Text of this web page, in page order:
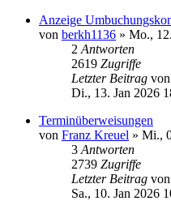
Anzeige
von berkh1136 » Mo.,
2 Antworten
2619 Zugriffe
Letzter Beitrag von
Di., 13. Jan 2026
Terminüberweisungen
von Franz Kreuel » Mi.,
3 Antworten
2739 Zugriffe
Letzter Beitrag von
Sa., 10. Jan 2026